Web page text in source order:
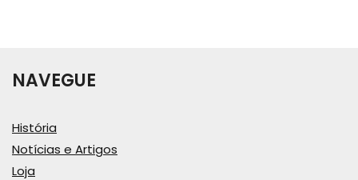
NAVEGUE
História
Notícias e Artigos
Loja